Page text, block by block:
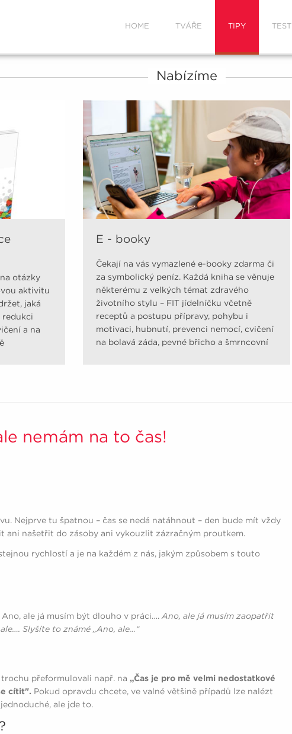
HOME TVÁŘE TIPY TEST
Nabízíme
otázky
aktivitu
jaká
redukci
a na
E - booky
Čekají na vás vymazlené e-booky zdarma či
za symbolický peníz. Každá kniha se věnuje
některému z velkých témat zdravého
životního stylu – FIT jídelníčku včetně
receptů a postupu přípravy, pohybu i
motivaci, hubnutí, prevenci nemocí, cvičení
na bolavá záda, pevné břicho a šmrncovní
nemám na to čas!
Nejprve tu špatnou – čas se nedá natáhnout – den bude mít vždy
ani našetřit do zásoby ani vykouzlit zázračným proutkem.
rychlostí a je na každém z nás, jakým způsobem s touto
ale já musím být dlouho v práci…. Ano, ale já musím zaopatřit
Slyšíte to známé „Ano, ale…“
přeformulovali např. na „Čas je pro mě velmi nedostatkové
cítit". Pokud opravdu chcete, ve valné většině případů lze nalézt
ale jde to.